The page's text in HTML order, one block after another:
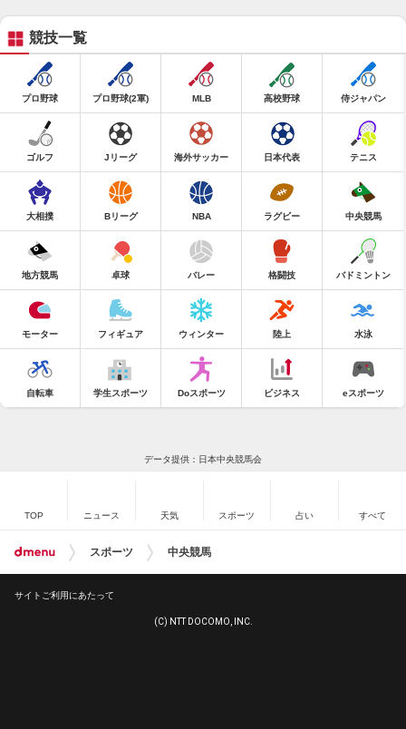
競技一覧
プロ野球 プロ野球(2軍) MLB 高校野球 侍ジャパン
ゴルフ Jリーグ 海外サッカー 日本代表 テニス
大相撲 Bリーグ NBA ラグビー 中央競馬
地方競馬 卓球 バレー 格闘技 バドミントン
モーター フィギュア ウィンター 陸上 水泳
自転車 学生スポーツ Doスポーツ ビジネス eスポーツ
データ提供：日本中央競馬会
TOP ニュース 天気 スポーツ 占い すべて
スポーツ 中央競馬
サイトご利用にあたって
(C) NTT DOCOMO, INC.